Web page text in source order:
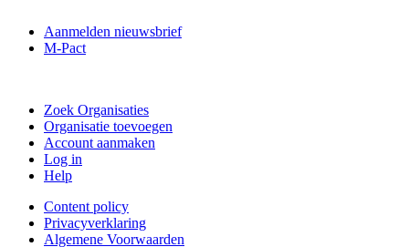
Aanmelden nieuwsbrief
M-Pact
Zoek Organisaties
Organisatie toevoegen
Account aanmaken
Log in
Help
Content policy
Privacyverklaring
Algemene Voorwaarden